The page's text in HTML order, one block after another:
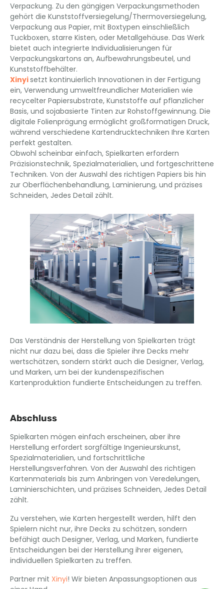
Verpackung. Zu den gängigen Verpackungsmethoden
gehört die Kunststoffversiegelung/Thermoversiegelung,
Verpackung aus Papier, mit Boxtypen einschließlich
Tuckboxen, starre Kisten, oder Metallgehäuse. Das Werk
bietet auch integrierte Individualisierungen für
Verpackungskartons an, Aufbewahrungsbeutel, und
Kunststoffbehälter.
Xinyisetzt kontinuierlich Innovationen in der Fertigung
ein, Verwendung umweltfreundlicher Materialien wie
recycelter Papiersubstrate, Kunststoffe auf pflanzlicher
Basis, und sojabasierte Tinten zur Rohstoffgewinnung. Die
digitale Folienprägung ermöglicht großformatigen Druck,
während verschiedene Kartendrucktechniken Ihre Karten
perfekt gestalten.
Obwohl scheinbar einfach, Spielkarten erfordern
Präzisionstechnik, Spezialmaterialien, und fortgeschrittene
Techniken. Von der Auswahl des richtigen Papiers bis hin
zur Oberflächenbehandlung, Laminierung, und präzises
Schneiden, Jedes Detail zählt.
Das Verständnis der Herstellung von Spielkarten trägt
nicht nur dazu bei, dass die Spieler ihre Decks mehr
wertschätzen, sondern stärkt auch die Designer, Verlag,
und Marken, um bei der kundenspezifischen
Kartenproduktion fundierte Entscheidungen zu treffen.
Abschluss
Spielkarten mögen einfach erscheinen, aber ihre
Herstellung erfordert sorgfältige Ingenieurskunst,
Spezialmaterialien, und fortschrittliche
Herstellungsverfahren. Von der Auswahl des richtigen
Kartenmaterials bis zum Anbringen von Veredelungen,
Laminierschichten, und präzises Schneiden, Jedes Detail
zählt.
Zu verstehen, wie Karten hergestellt werden, hilft den
Spielern nicht nur, ihre Decks zu schätzen, sondern
befähigt auch Designer, Verlag, und Marken, fundierte
Entscheidungen bei der Herstellung ihrer eigenen,
individuellen Spielkarten zu treffen.
Partner mit Xinyi! Wir bieten Anpassungsoptionen aus